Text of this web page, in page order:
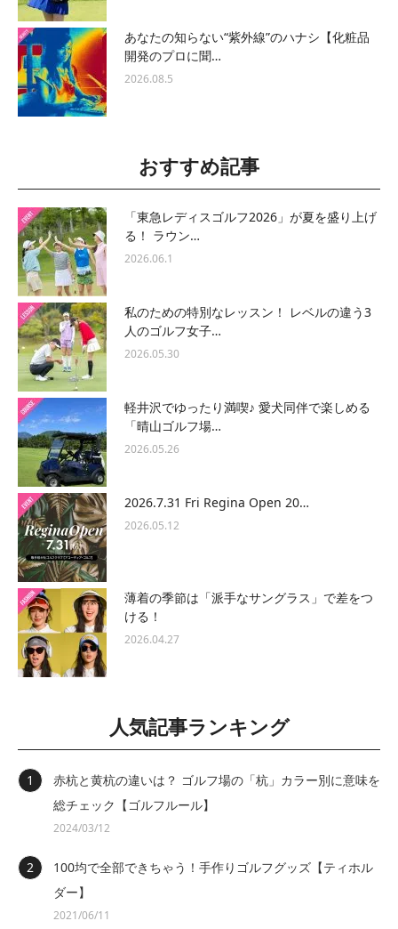
あなたの知らない“紫外線”のハナシ【化粧品
開発のプロに聞…
2026.08.5
おすすめ記事
「東急レディスゴルフ2026」が夏を盛り上げ
る！ ラウン…
2026.06.1
私のための特別なレッスン！ レベルの違う3
人のゴルフ女子…
2026.05.30
軽井沢でゆったり満喫♪ 愛犬同伴で楽しめる
「晴山ゴルフ場…
2026.05.26
2026.7.31 Fri Regina Open 20…
2026.05.12
薄着の季節は「派手なサングラス」で差をつ
ける！
2026.04.27
人気記事ランキング
赤杭と黄杭の違いは？ ゴルフ場の「杭」カラー別に意味を
総チェック【ゴルフルール】
2024/03/12
100均で全部できちゃう！手作りゴルフグッズ【ティホル
ダー】
2021/06/11